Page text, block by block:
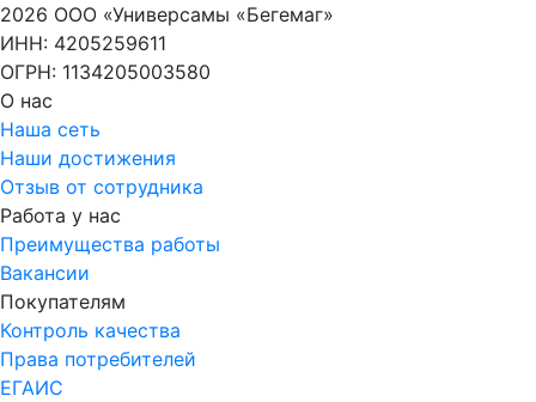
2026 ООО «Универсамы «Бегемаг»
ИНН: 4205259611
ОГРН: 1134205003580
О нас
Наша сеть
Наши достижения
Отзыв от сотрудника
Работа у нас
Преимущества работы
Вакансии
Покупателям
Контроль качества
Права потребителей
ЕГАИС